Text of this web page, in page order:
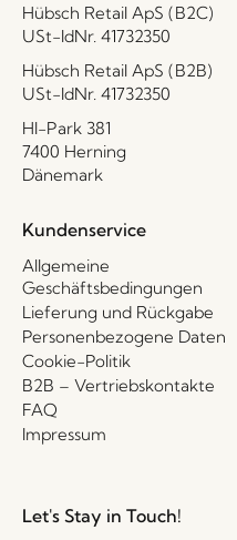
Hübsch Retail ApS (B2C)
USt-IdNr. 41732350
Hübsch Retail ApS (B2B)
USt-IdNr. 41732350
HI-Park 381
7400 Herning
Dänemark
Kundenservice
Allgemeine
Geschäftsbedingungen
Lieferung und Rückgabe
Personenbezogene Daten
Cookie-Politik
B2B – Vertriebskontakte
FAQ
Impressum
Let's Stay in Touch!